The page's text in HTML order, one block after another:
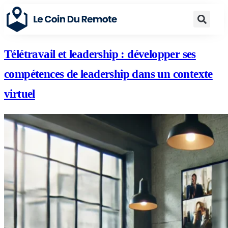
Télétravail et leadership : développer ses
compétences de leadership dans un contexte
virtuel